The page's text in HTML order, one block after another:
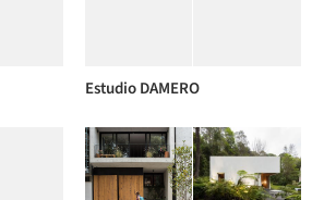
Estudio DAMERO